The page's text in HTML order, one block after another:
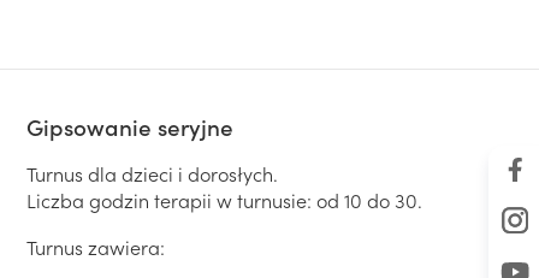
Gipsowanie seryjne
Turnus dla dzieci i dorosłych.
Liczba godzin terapii w turnusie: od 10 do 30.
Turnus zawiera: